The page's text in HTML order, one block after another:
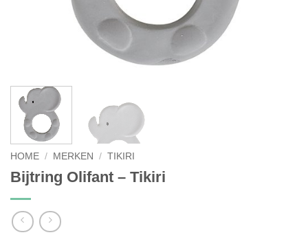
HOME / MERKEN / TIKIRI
Bijtring Olifant – Tikiri